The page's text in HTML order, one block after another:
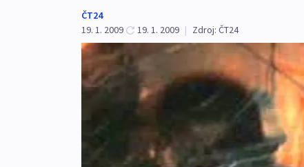
ČT24
19. 1. 2009
19. 1. 2009 | Zdroj: ČT24